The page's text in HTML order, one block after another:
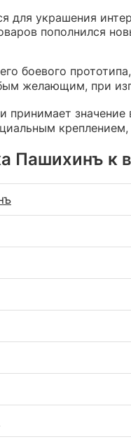
украшения
пополнился
боевого
желающим, при
принимает значение
Пашихинъ к